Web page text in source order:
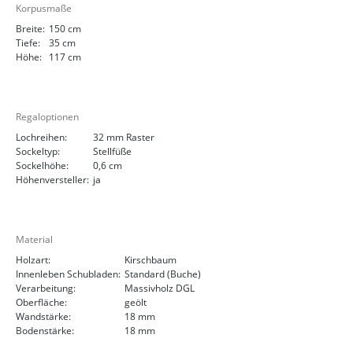
Korpusmaße
Breite: 150 cm
Tiefe:
35 cm
Höhe: 117 cm
Regaloptionen
Lochreihen:
32 mm Raster
Sockeltyp:
Stellfüße
Sockelhöhe:
0,6 cm
Höhenversteller: ja
Material
Holzart:
Kirschbaum
Innenleben Schubladen: Standard (Buche)
Verarbeitung:
Massivholz DGL
Oberfläche:
geölt
Wandstärke:
18 mm
Bodenstärke:
18 mm